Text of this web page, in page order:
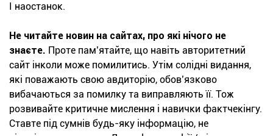
І наостанок.
Не читайте новин на сайтах, про які нічого не
знаєте. Проте пам’ятайте, що навіть авторитетний
сайт інколи може помилитись. Утім солідні видання,
які поважають свою авдиторію, обов’язково
вибачаються за помилку та виправляють її. Тож
розвивайте критичне мислення і навички фактчекінгу.
Ставте під сумнів будь-яку інформацію, не